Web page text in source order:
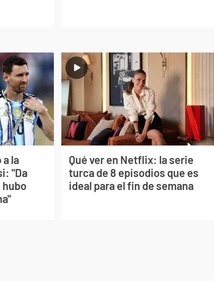
la
"Da
hubo
Qué ver en Netflix: la serie
turca de 8 episodios que es
ideal para el fin de semana